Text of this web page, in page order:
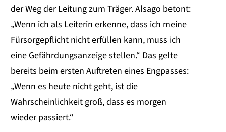
der Weg der Leitung zum Träger. Alsago betont:
„Wenn ich als Leiterin erkenne, dass ich meine
Fürsorgepflicht nicht erfüllen kann, muss ich
eine Gefährdungsanzeige stellen.“ Das gelte
bereits beim ersten Auftreten eines Engpasses:
„Wenn es heute nicht geht, ist die
Wahrscheinlichkeit groß, dass es morgen
wieder passiert.“